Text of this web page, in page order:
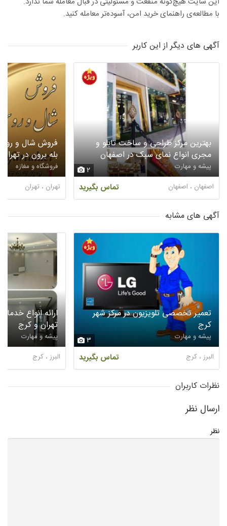
با مطالعه‌ی راهنمای خرید امن، آسوده‌تر معامله کنید.
آگهی های دیگر از این کاربر
2
بهترین مرکز طراحی و ساخت تابلو و
مجری انواع نمای سبک در اصفهان
پیشه و مهارت
تماس بگیرید اصفهان ، اصفهان
فروش شال و
بله برون در تهران
فروشگاه و مغازه
تهران ، تهران
آگهی های مشابه
3
تعمیر تخصصی تلویزیون در مرکز شهر
کرج
پیشه و مهارت
تماس بگیرید البرز ، کرج
ارائه انواع
تهران و کرج
پیشه و مهارت
البرز ، کرج
نظرات کاربران
ارسال نظر
نظر